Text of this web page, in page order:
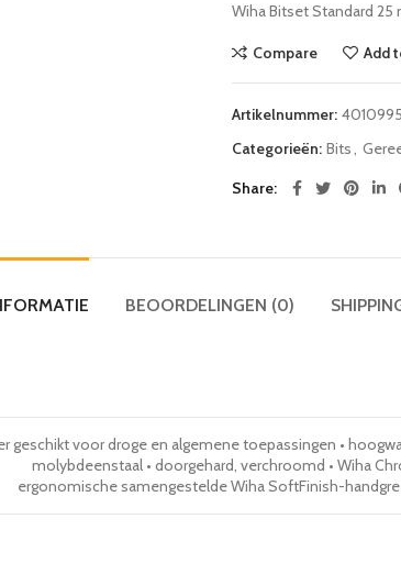
Wiha Bitset Standard 25
Compare Add
Artikelnummer:
Categorieën: Bits,
Share
BEOORDELINGEN (0)
geschikt voor droge en algemene toepassingen •
molybdeenstaal • doorgehard, verchroomd • Wiha
ergonomische samengestelde Wiha SoftFinish-